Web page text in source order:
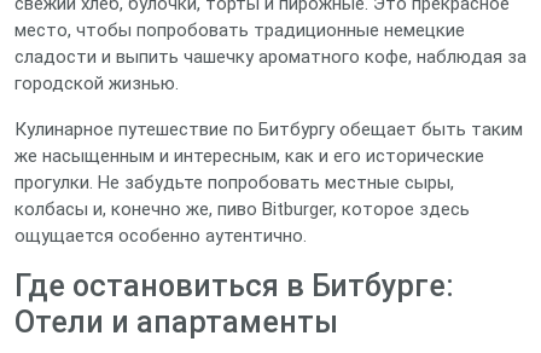
место, чтобы попробовать традиционные немецкие
сладости и выпить чашечку ароматного кофе, наблюдая за
городской жизнью.
Кулинарное путешествие по Битбургу обещает быть таким
же насыщенным и интересным, как и его исторические
прогулки. Не забудьте попробовать местные сыры,
колбасы и, конечно же, пиво Bitburger, которое здесь
ощущается особенно аутентично.
Где остановиться в Битбурге:
Отели и апартаменты